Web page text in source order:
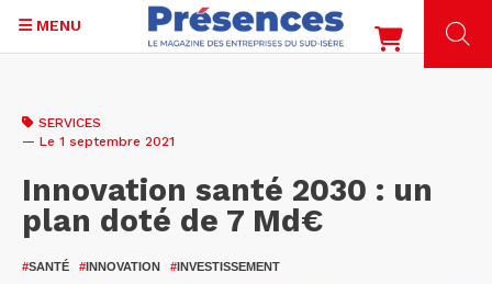
contenu
MENU
SERVICES
— Le 1 septembre 2021
Innovation santé 2030 : un
plan doté de 7 Md€
#SANTÉ #INNOVATION #INVESTISSEMENT